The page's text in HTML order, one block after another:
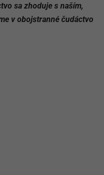
sa zhoduje s naším,
v obojstranné čudáctvo